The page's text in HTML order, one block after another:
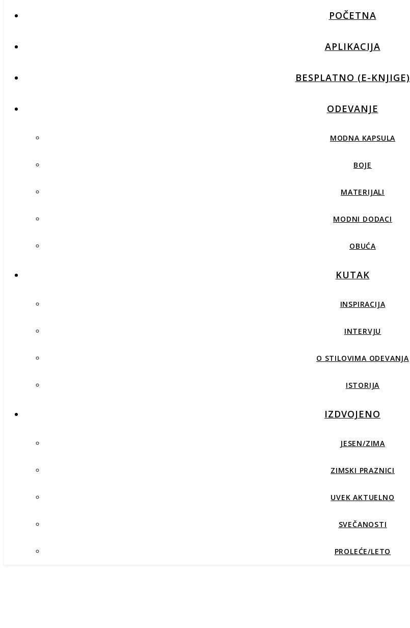
POČETNA
APLIKACIJA
BESPLATNO (E-KNJIGE)
ODEVANJE
MODNA KAPSULA
BOJE
MATERIJALI
MODNI DODACI
OBUĆA
KUTAK
INSPIRACIJA
INTERVJU
O STILOVIMA ODEVANJA
ISTORIJA
IZDVOJENO
JESEN/ZIMA
ZIMSKI PRAZNICI
UVEK AKTUELNO
SVEČANOSTI
PROLEĆE/LETO